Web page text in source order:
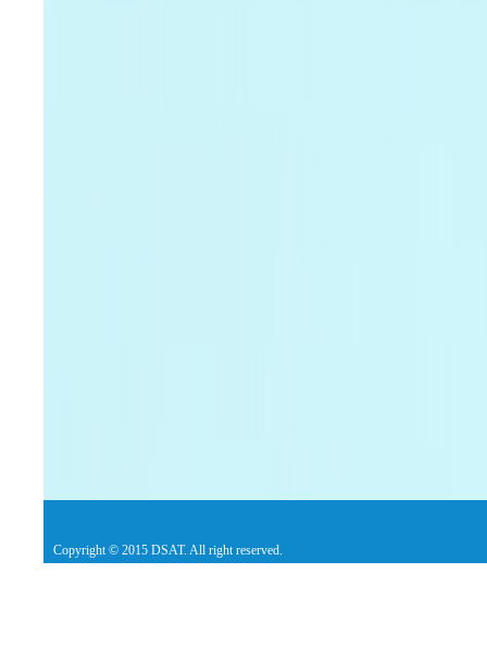
Copyright © 2015 DSAT. All right reserved.